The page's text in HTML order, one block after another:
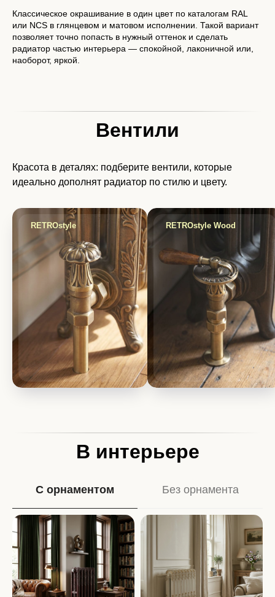
Классическое окрашивание в один цвет по каталогам RAL
или NCS в глянцевом и матовом исполнении. Такой вариант
позволяет точно попасть в нужный оттенок и сделать
радиатор частью интерьера — спокойной, лаконичной или,
наоборот, яркой.
Вентили
Красота в деталях: подберите вентили, которые
идеально дополнят радиатор по стилю и цвету.
RETROstyle RETROstyle Wood
В интерьере
С орнаментом Без орнамента